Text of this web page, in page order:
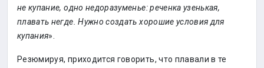
не купание, одно недоразуменье: реченка узенькая,
плавать негде. Нужно создать хорошие условия для
купания».
Резюмируя, приходится говорить, что плавали в те